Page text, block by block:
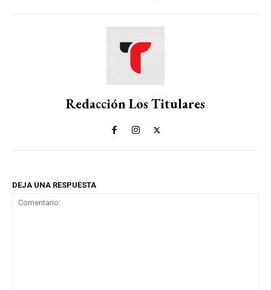
Redacción Los Titulares
DEJA UNA RESPUESTA